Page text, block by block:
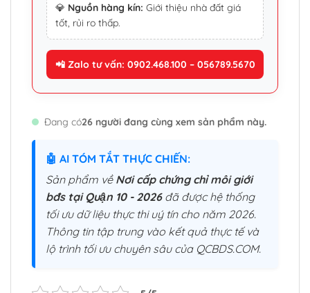
💎 Nguồn hàng kín: Giới thiệu nhà đất giá
tốt, rủi ro thấp.
📲 Zalo tư vấn: 0902.468.100 – 056789.5670
Đang có26 người đang cùng xem sản phẩm này.
🤖 AI TÓM TẮT THỰC CHIẾN:
Sản phẩm về Nơi cấp chứng chỉ môi giới
bđs tại Quận 10 - 2026đã được hệ thống
tối ưu dữ liệu thực thi uý tín cho năm 2026.
Thông tin tập trung vào kết quả thực tế và
lộ trình tối ưu chuyên sâu của QCBDS.COM.